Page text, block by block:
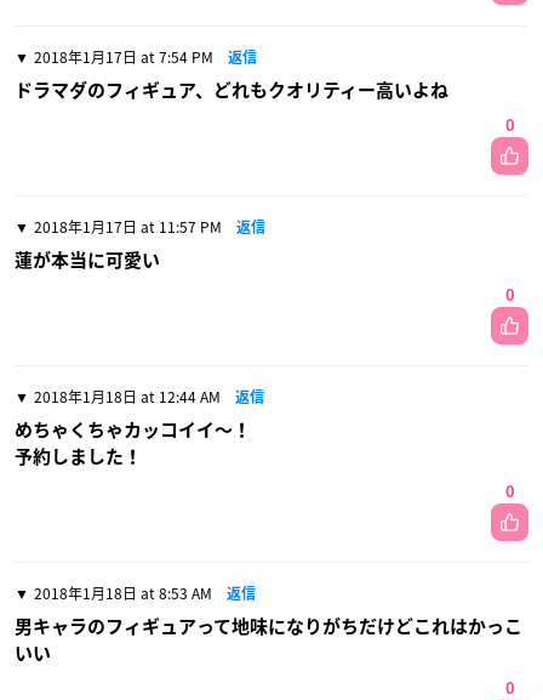
2018年1月17日 at 7:54 PM 返信
ドラマダのフィギュア、どれもクオリティー高いよね
0
2018年1月17日 at 11:57 PM 返信
蓮が本当に可愛い
0
2018年1月18日 at 12:44 AM 返信
めちゃくちゃカッコイイ〜！
予約しました！
0
2018年1月18日 at 8:53 AM 返信
男キャラのフィギュアって地味になりがちだけどこれはかっこ
いい
0